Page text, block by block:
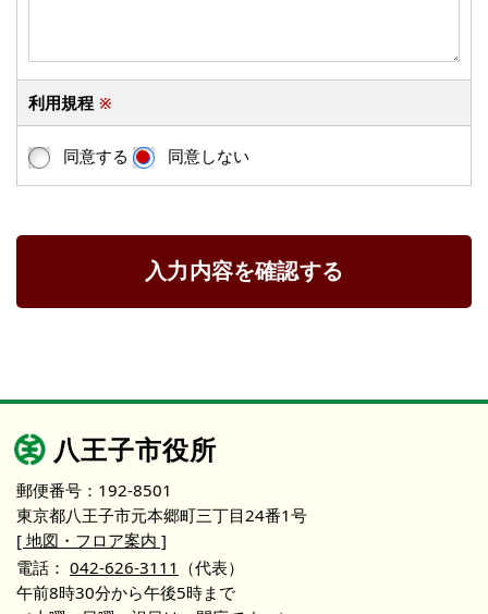
利用規程 ※
同意する 同意しない
入力内容を確認する
八王子市役所
郵便番号：192-8501
東京都八王子市元本郷町三丁目24番1号
[ 地図・フロア案内 ]
電話： 042-626-3111 （代表）
午前8時30分から午後5時まで